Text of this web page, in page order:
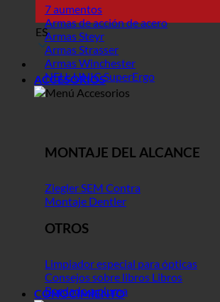
ES
7 aumentos
Armas de acción de acero
Armas Steyr
Armas Strasser
Armas Winchester
NEU: UNIC SuperErgo
ACCESORIOS
MONTAJE DEL ALCANCE
Ziegler SEM Contra
Montaje Dentler
OTROS
Limpiador especial para ópticas
Consejos sobre libros Libros
Bordado a pluma
CONOCIMIENTO